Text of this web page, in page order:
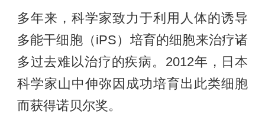
多年来，科学家致力于利用人体的诱导
多能干细胞（iPS）培育的细胞来治疗诸
多过去难以治疗的疾病。2012年，日本
科学家山中伸弥因成功培育出此类细胞
而获得诺贝尔奖。